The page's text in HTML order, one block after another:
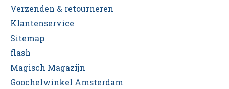
Verzenden & retourneren
Klantenservice
Sitemap
flash
Magisch Magazijn
Goochelwinkel Amsterdam